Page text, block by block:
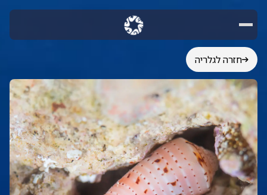
חזרה לגלריה